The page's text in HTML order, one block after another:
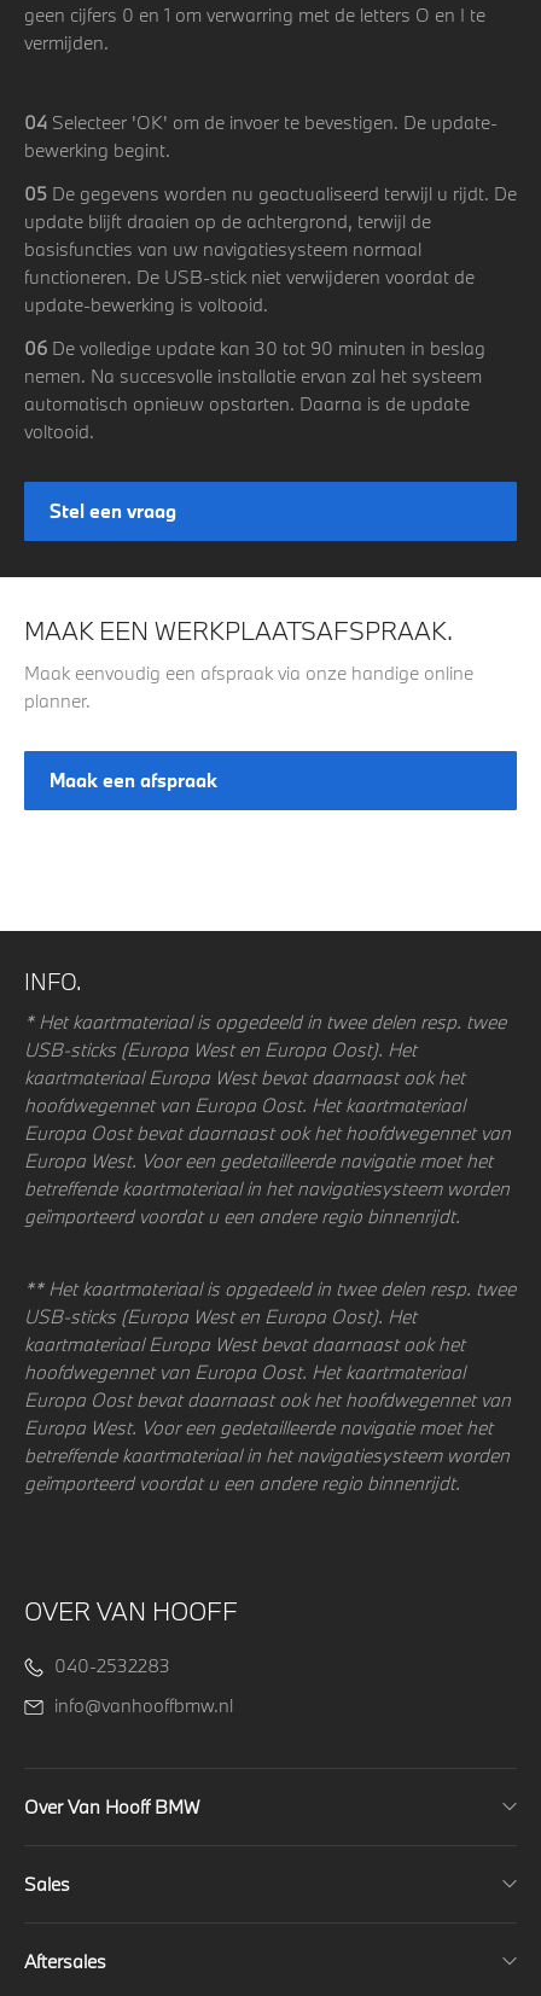
geen cijfers 0 en 1 om verwarring met de letters O en I te
vermijden.
04 Selecteer 'OK' om de invoer te bevestigen. De update-
bewerking begint.
05 De gegevens worden nu geactualiseerd terwijl u rijdt. De
update blijft draaien op de achtergrond, terwijl de
basisfuncties van uw navigatiesysteem normaal
functioneren. De USB-stick niet verwijderen voordat de
update-bewerking is voltooid.
06 De volledige update kan 30 tot 90 minuten in beslag
nemen. Na succesvolle installatie ervan zal het systeem
automatisch opnieuw opstarten. Daarna is de update
voltooid.
Stel een vraag
MAAK EEN WERKPLAATSAFSPRAAK.
Maak eenvoudig een afspraak via onze handige online
planner.
Maak een afspraak
INFO.
* Het kaartmateriaal is opgedeeld in twee delen resp. twee
USB-sticks (Europa West en Europa Oost). Het
kaartmateriaal Europa West bevat daarnaast ook het
hoofdwegennet van Europa Oost. Het kaartmateriaal
Europa Oost bevat daarnaast ook het hoofdwegennet van
Europa West. Voor een gedetailleerde navigatie moet het
betreffende kaartmateriaal in het navigatiesysteem worden
geïmporteerd voordat u een andere regio binnenrijdt.
** Het kaartmateriaal is opgedeeld in twee delen resp. twee
USB-sticks (Europa West en Europa Oost). Het
kaartmateriaal Europa West bevat daarnaast ook het
hoofdwegennet van Europa Oost. Het kaartmateriaal
Europa Oost bevat daarnaast ook het hoofdwegennet van
Europa West. Voor een gedetailleerde navigatie moet het
betreffende kaartmateriaal in het navigatiesysteem worden
geïmporteerd voordat u een andere regio binnenrijdt.
OVER VAN HOOFF
040-2532283
info@vanhooffbmw.nl
Over Van Hooff BMW
Sales
Aftersales